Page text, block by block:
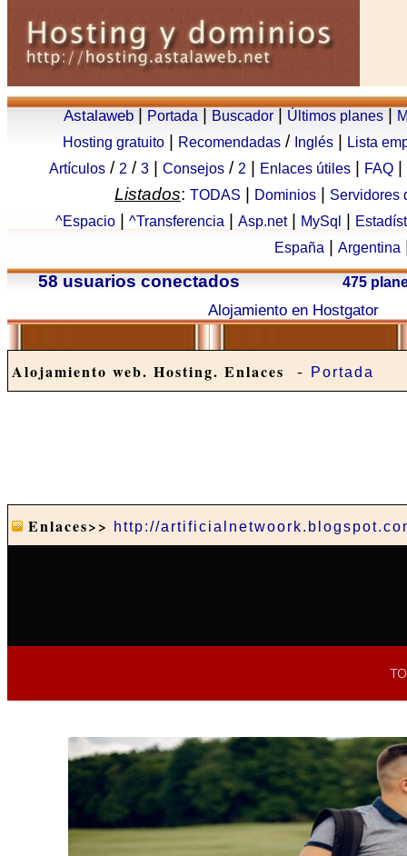
Astalaweb Portada Buscador Últimos planes
Hosting gratuito
Recomendadas / Inglés
Lista
Artículos / 2 / 3 Consejos / 2 Enlaces útiles FAQ
Listados: TODAS Dominios
Servidores
^Espacio
^Transferencia Asp.net| MySql
España
Argentina
58 usuarios conectados
475
Alojamiento en Hostgator
Alojamiento web. Hosting. Enlaces - Portada
Enlaces>> http://